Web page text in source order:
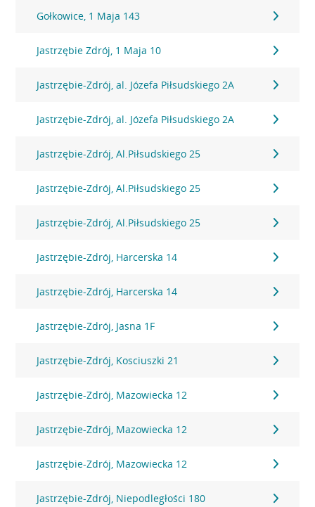
Gołkowice, 1 Maja 143
Jastrzębie Zdrój, 1 Maja 10
Jastrzębie-Zdrój, al. Józefa Piłsudskiego 2A
Jastrzębie-Zdrój, al. Józefa Piłsudskiego 2A
Jastrzębie-Zdrój, Al.Piłsudskiego 25
Jastrzębie-Zdrój, Al.Piłsudskiego 25
Jastrzębie-Zdrój, Al.Piłsudskiego 25
Jastrzębie-Zdrój, Harcerska 14
Jastrzębie-Zdrój, Harcerska 14
Jastrzębie-Zdrój, Jasna 1F
Jastrzębie-Zdrój, Kosciuszki 21
Jastrzębie-Zdrój, Mazowiecka 12
Jastrzębie-Zdrój, Mazowiecka 12
Jastrzębie-Zdrój, Mazowiecka 12
Jastrzębie-Zdrój, Niepodległości 180